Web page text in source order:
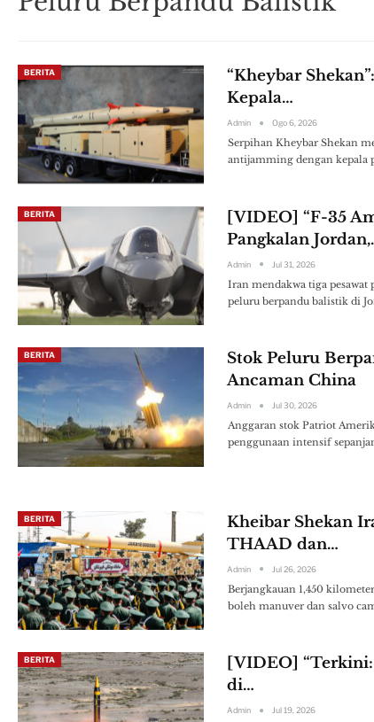
BERITA
“Kheybar
Kepala…
Admin Ogo 6, 2026
Serpihan Kheybar Shekan
antijamming dengan kepala
BERITA
[VIDEO] “F-35
Pangkalan
Admin Jul 31, 2026
Iran mendakwa tiga
peluru berpandu balistik di
BERITA
Stok Peluru
Ancaman China
Admin Jul 30, 2026
Anggaran stok Patriot
penggunaan intensif
BERITA
Kheibar Shekan
THAAD dan…
Admin Jul 26, 2026
Berjangkauan 1,450
boleh manuver dan salvo
BERITA
[VIDEO]
di…
Admin Jul 19, 2026